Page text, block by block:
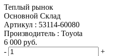
Теплый рынок
Основной Склад
Артикул : 53114-60080
Производитель : Toyota
6 000 руб.
-
+